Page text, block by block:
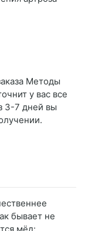
Методы
у вас все
3-7 дней вы
бывает не